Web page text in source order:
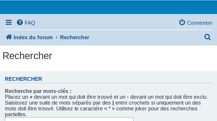
FAQ Connexion
Index du forum Rechercher
e
Rechercher
RECHERCHER
Recherche par mots-clés :
Placez un + devant un mot qui doit être trouvé et un - devant un mot qui doit être exclu.
Saisissez une suite de mots séparés par des | entre crochets si uniquement un des
mots doit être trouvé. Utilisez le caractère « * » comme joker pour des recherches
partielles.